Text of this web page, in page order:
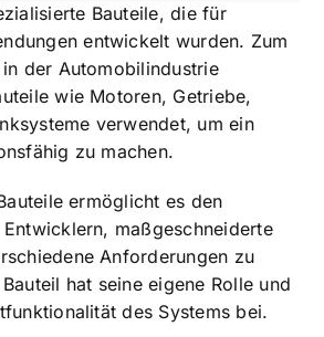
Bauteile, die für
entwickelt wurden. Zum
der Automobilindustrie
wie Motoren, Getriebe,
verwendet, um ein
zu machen.
ermöglicht es den
maßgeschneiderte
Anforderungen zu
hat seine eigene Rolle und
des Systems bei.